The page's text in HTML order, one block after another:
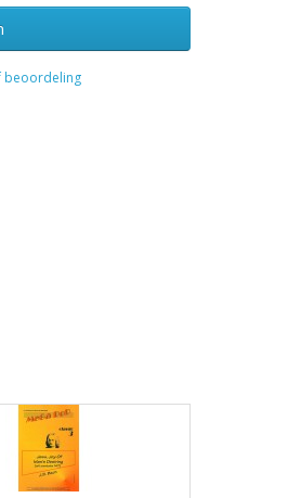
beoordeling